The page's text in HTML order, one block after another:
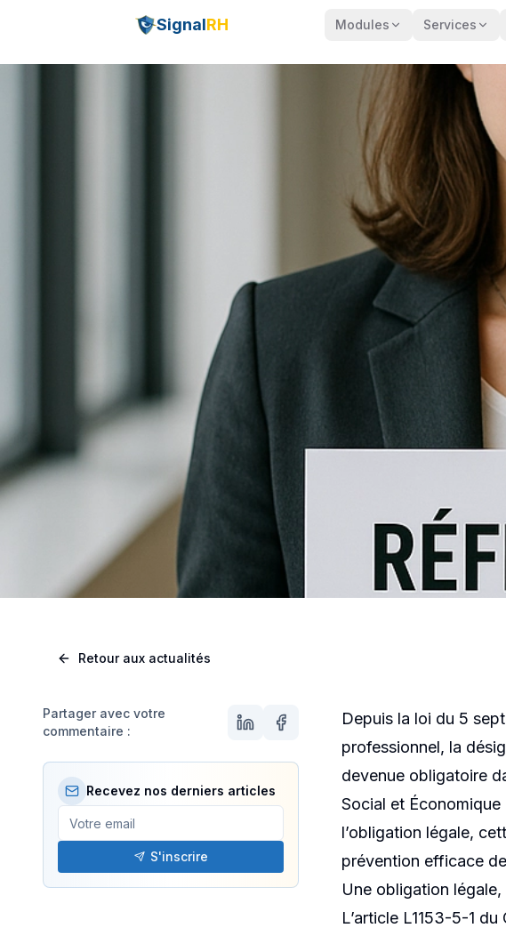
SignalRH Modules Services
PUBLIÉ LE
19/05/2025
Retour aux actualités
Partager avec votre
commentaire :
Recevez nos derniers articles
S'inscrire
Depuis la loi du 5
professionnel, la
devenue obligatoire
Social et
l’obligation légale,
prévention efficace
Une obligation légale,
L’article L1153-5-1